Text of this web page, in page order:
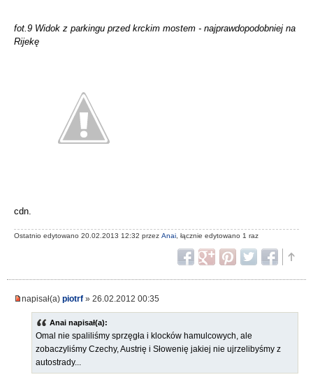
fot.9 Widok z parkingu przed krckim mostem - najprawdopodobniej na
Rijekę
cdn.
Ostatnio edytowano 20.02.2013 12:32 przez Anai, łącznie edytowano 1 raz
napisał(a) piotrf » 26.02.2012 00:35
Anai napisał(a):
Omal nie spaliliśmy sprzęgła i klocków hamulcowych, ale
zobaczyliśmy Czechy, Austrię i Słowenię jakiej nie ujrzelibyśmy z
autostrady...